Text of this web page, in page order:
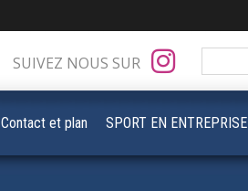
SUIVEZ NOUS SUR
Contact et plan SPORT EN ENTREPRISE